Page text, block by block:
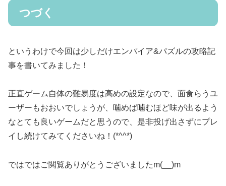
つづく
というわけで今回は少しだけエンパイア&パズルの攻略記
事を書いてみました！
正直ゲーム自体の難易度は高めの設定なので、面食らうユ
ーザーもおおいでしょうが、噛めば噛むほど味が出るよう
なとても良いゲームだと思うので、是非投げ出さずにプレ
イし続けてみてくださいね！(*^^*)
ではではご閲覧ありがとうございましたm(__)m